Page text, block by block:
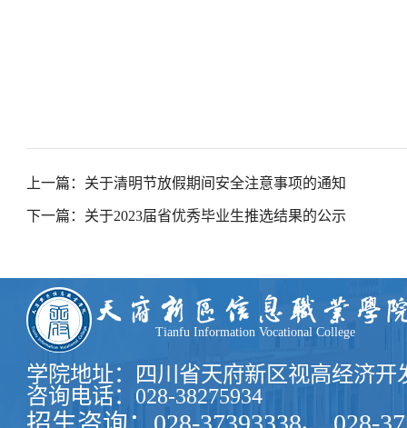
上一篇：关于清明节放假期间安全注意事项的通知
下一篇：关于2023届省优秀毕业生推选结果的公示
Tianfu Information Vocational College
学院地址：四川省天府新区视高经济开
咨询电话：028-38275934